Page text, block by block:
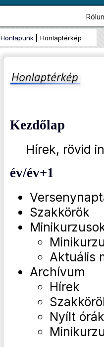
Honlapunk Honlaptérkép
Kezdőlap
Hírek, rövid
év/év+1
Szakkörök
Aktuális
Archívum
Hírek
Nyílt órák